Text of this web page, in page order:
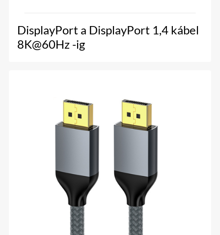
DisplayPort a DisplayPort 1,4 kábel
8K@60Hz -ig